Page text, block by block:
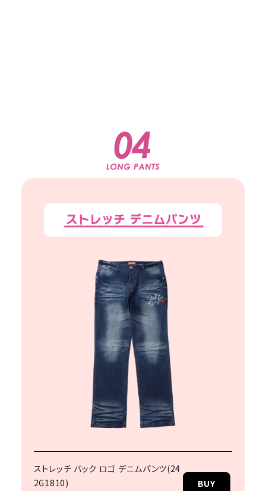
キーワードから探す
円 ～
ストレッチ バック ロゴ デニムパンツ(24
2G1810)
BUY